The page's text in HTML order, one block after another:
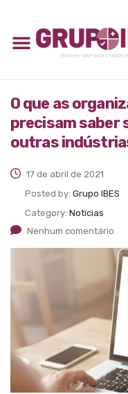
O que as
precisam saber
outras
17 de abril de 2021
Posted by: Grupo IBES
Category: Notícias
Nenhum comentário